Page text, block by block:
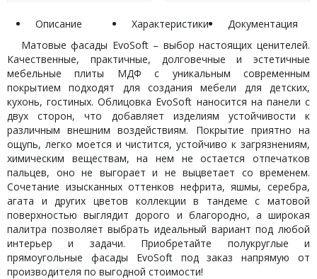
Описание Характеристики
Документация
Матовые фасады EvoSoft – выбор настоящих ценителей.
Качественные, практичные, долговечные и эстетичные
мебельные плиты МДФ с уникальным современным
покрытием подходят для создания мебели для детских,
кухонь, гостиных. Облицовка EvoSoft наносится на панели с
двух сторон, что добавляет изделиям устойчивости к
различным внешним воздействиям. Покрытие приятно на
ощупь, легко моется и чистится, устойчиво к загрязнениям,
химическим веществам, на нем не остается отпечатков
пальцев, оно не выгорает и не выцветает со временем.
Сочетание изысканных оттенков нефрита, яшмы, серебра,
агата и других цветов коллекции в тандеме с матовой
поверхностью выглядит дорого и благородно, а широкая
палитра позволяет выбрать идеальный вариант под любой
интерьер и задачи. Приобретайте полукруглые и
прямоугольные фасады EvoSoft под заказ напрямую от
производителя по выгодной стоимости!